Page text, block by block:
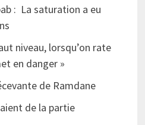
: La saturation a eu
niveau, lorsqu’on rate
en danger »
de Ramdane
de la partie